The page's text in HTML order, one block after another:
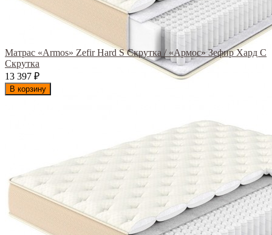
Матрас «Armos» Zefir Hard S Скрутка / «Армос» Зефир Хард С
Скрутка
13 397 ₽
В корзину